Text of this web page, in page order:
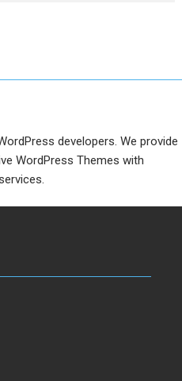
developers. We provide
WordPress Themes with